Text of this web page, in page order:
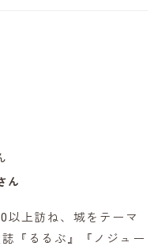
ん
以上訪ね、城をテーマ
『るるぶ』『ノジュー